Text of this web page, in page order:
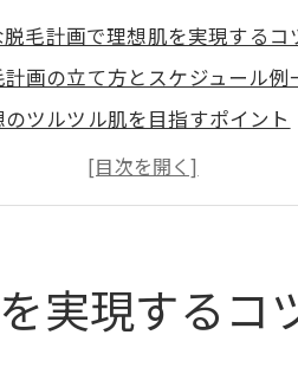
毛計画で理想肌を実現するコ
画の立て方とスケジュール例
ツルツル肌を目指すポイント
を始める前に知っておきたい注
重視なら自己処理と脱毛の違い
ら始める脱毛スケジュールの立
で最適な脱毛周期の目安早見
実現するコ